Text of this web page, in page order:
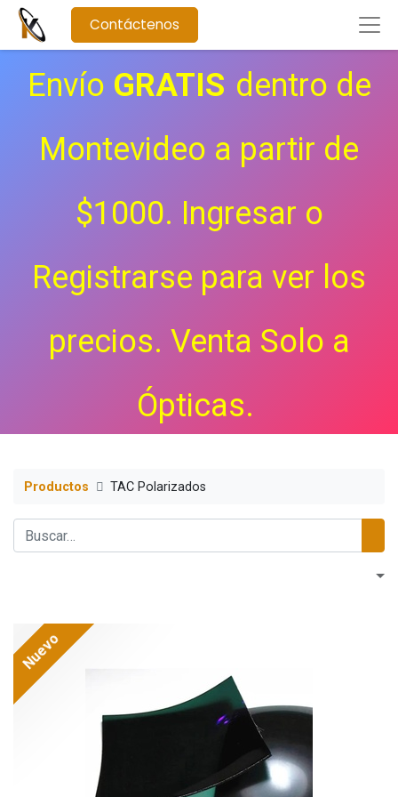
Contáctenos
Envío GRATIS dentro de
Montevideo a partir de
$1000. Ingresar o
Registrarse para ver los
precios. Venta Solo a
Ópticas.
Productos TAC Polarizados
Nuevo